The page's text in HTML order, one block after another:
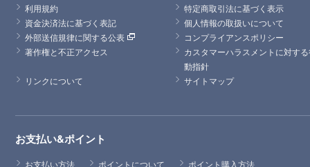
利用規約
特定商取引法に基づく表示
資金決済法に基づく表記
個人情報の取扱いについて
外部送信規律に関する公表
コンプライアンスポリシー
著作権と不正アクセス
カスタマーハラスメントに対す
動指針
リンクについて
サイトマップ
お支払い&ポイント
お支払い方法 ポイントについて ポイント購入方法